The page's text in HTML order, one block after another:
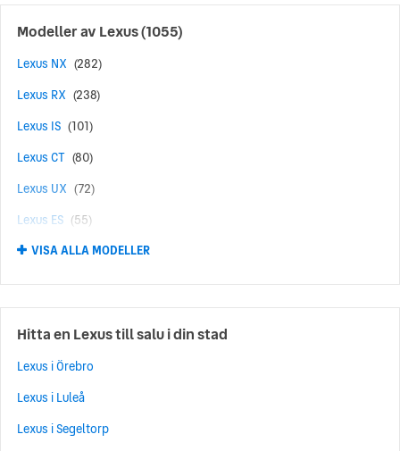
Modeller av Lexus(1055)
Lexus NX (282)
Lexus RX (238)
Lexus IS (101)
Lexus CT (80)
Lexus UX (72)
Lexus ES (55)
Lexus RX450H (55)
Lexus GS (41)
Lexus LBX (40)
Lexus RZ (20)
Lexus NX350H
Lexus LS (11)
Lexus RX500H (7)
VISA ALLA MODELLER
Hitta en Lexus till salu i din stad
Lexus i Örebro
Lexus i Luleå
Lexus i Segeltorp